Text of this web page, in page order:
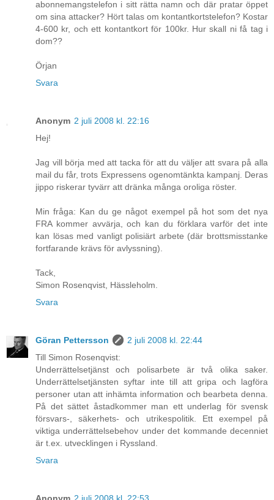
abonnemangstelefon i sitt rätta namn och där pratar öppet
om sina attacker? Hört talas om kontantkortstelefon? Kostar
4-600 kr, och ett kontantkort för 100kr. Hur skall ni få tag i
dom??
Örjan
Svara
Anonym 2 juli 2008 kl. 22:16
Hej!
Jag vill börja med att tacka för att du väljer att svara på alla
mail du får, trots Expressens ogenomtänkta kampanj. Deras
jippo riskerar tyvärr att dränka många oroliga röster.
Min fråga: Kan du ge något exempel på hot som det nya
FRA kommer avvärja, och kan du förklara varför det inte
kan lösas med vanligt polisiärt arbete (där brottsmisstanke
fortfarande krävs för avlyssning).
Tack,
Simon Rosenqvist, Hässleholm.
Svara
Göran Pettersson
2 juli 2008 kl. 22:44
Till Simon Rosenqvist:
Underrättelsetjänst och polisarbete är två olika saker.
Underrättelsetjänsten syftar inte till att gripa och lagföra
personer utan att inhämta information och bearbeta denna.
På det sättet åstadkommer man ett underlag för svensk
försvars-, säkerhets- och utrikespolitik. Ett exempel på
viktiga underrättelsebehov under det kommande decenniet
är t.ex. utvecklingen i Ryssland.
Svara